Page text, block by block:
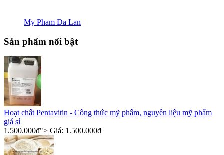
My Pham Da Lan
Sản phẩm nổi bật
Hoạt chất Pentavitin - Công thức mỹ phẩm, nguyên liệu mỹ phẩm
giá sỉ
1.500.000đ"> Giá: 1.500.000đ